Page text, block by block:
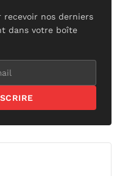
recevoir nos derniers
dans votre boîte